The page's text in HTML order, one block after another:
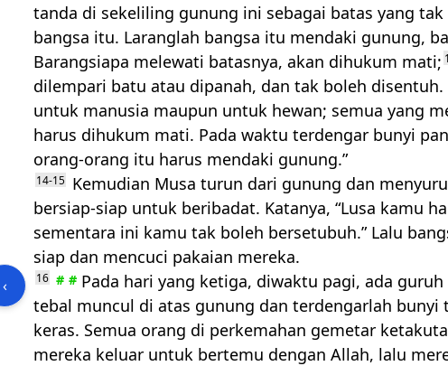
‹
tanda di sekeliling gunung ini sebagai batas yang
bangsa itu. Laranglah bangsa itu mendaki gunung,
Barangsiapa melewati batasnya, akan dihukum mati;
dilempari batu atau dipanah, dan tak boleh
untuk manusia maupun untuk hewan; semua yang
harus dihukum mati. Pada waktu terdengar bunyi
orang-orang itu harus mendaki gunung.”
14-15
Kemudian Musa turun dari gunung dan
bersiap-siap untuk beribadat. Katanya, “Lusa kamu
sementara ini kamu tak boleh bersetubuh.” Lalu
siap dan mencuci pakaian mereka.
16 # # Pada hari yang ketiga, diwaktu pagi, ada
tebal muncul di atas gunung dan terdengarlah bunyi
keras. Semua orang di perkemahan gemetar
mereka keluar untuk bertemu dengan Allah, lalu